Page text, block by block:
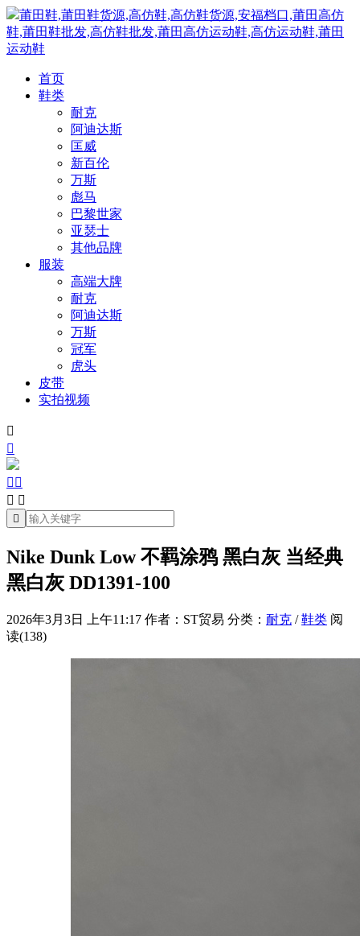
莆田鞋,莆田鞋货源,高仿鞋,高仿鞋货源,安福档口,莆田高仿
鞋,莆田鞋批发,高仿鞋批发,莆田高仿运动鞋,高仿运动鞋,莆田
运动鞋
首页
鞋类
耐克
阿迪达斯
匡威
新百伦
万斯
彪马
巴黎世家
亚瑟士
其他品牌
服装
高端大牌
耐克
阿迪达斯
万斯
冠军
虎头
皮带
实拍视频


 
 

Nike Dunk Low 不羁涂鸦 黑白灰 当经典
黑白灰 DD1391-100
2026年3月3日 上午11:17 作者：ST贸易 分类： 耐克 /鞋类 阅
读(138)